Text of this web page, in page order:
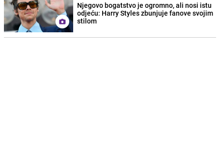
Njegovo bogatstvo je ogromno, ali nosi istu
odjeću: Harry Styles zbunjuje fanove svojim
stilom